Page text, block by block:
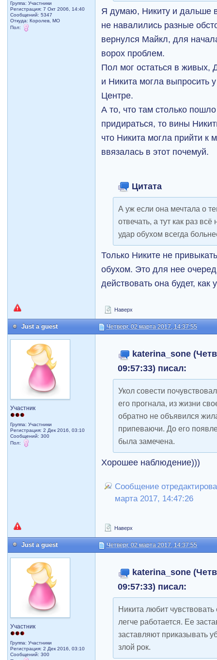
Группа: Участники
Регистрация: 7 Окт 2006, 14:40
Сообщений: 5347
Откуда: Королев, МО
Пол:
Я думаю, Никиту и дальше
не навалились разные
вернулся Майкл, для
ворох проблем.
Пол мог остаться в живых,
и Никита могла выпросить
Центре.
А то, что там столько
придираться, то вины
что Никита могла прийти к
ввязалась в этот почемуй.
Цитата
А уж если она мечтала о
отвечать, а тут как раз
удар обухом всегда
Только Никите не
обухом. Это для нее
действовать она будет, как
Наверх
Just a guest Четверг, 02 марта 2017, 14:37:55
Участник
Группа: Участники
Регистрация: 2 Дек 2016, 03:10
Сообщений: 300
Пол:
katerina_sone
09:57:33) писал:
Укол совести
его прогнала, из жизни
обратно не объявился
припеваючи. До его
была замечена.
Хорошее наблюдение)))
Сообщение
марта 2017, 14:47:26
Наверх
Just a guest Четверг, 02 марта 2017, 14:37:55
Участник
Группа: Участники
Регистрация: 2 Дек 2016, 03:10
Сообщений: 300
katerina_sone
09:57:33) писал:
Никита любит
легче работается. Ее
заставляют приказывать
злой рок.